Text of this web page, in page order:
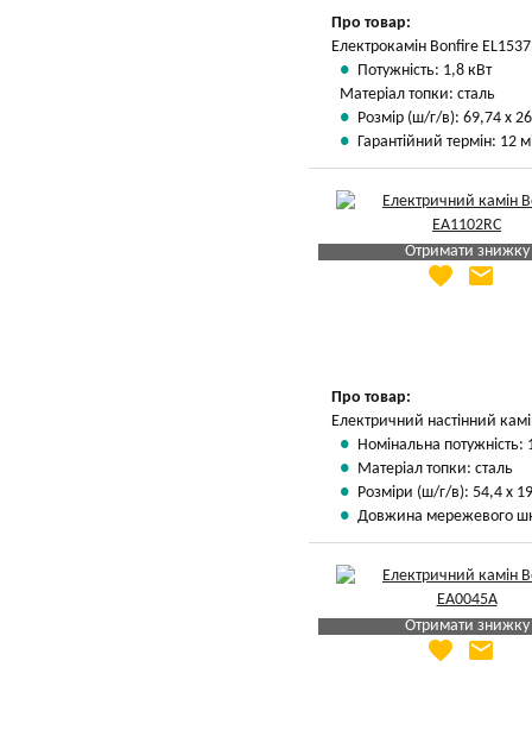
Про товар:
Електрокамін Bonfire
Потужність: 1,8 кВт
Матеріал топки: сталь
Розмір (ш/г/в): 69,74 х
Гарантійний термін: 12
Отримати знижку
Яка Ваша ціна
favorite email
Про товар:
Електричний настінний
Номінальна потужність:
Матеріал топки: сталь
Розміри (ш/г/в): 54,4 х
Довжина мережевого
Отримати знижку
Яка Ваша ціна
favorite email